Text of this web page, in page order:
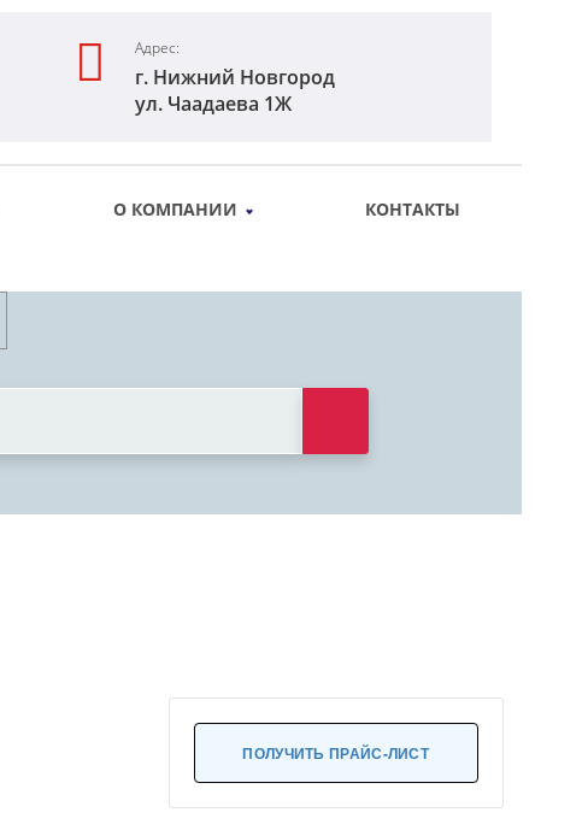
Адрес:
г. Нижний Новгород
ул. Чаадаева 1Ж
О КОМПАНИИ
КОНТАКТЫ
ПОЛУЧИТЬ ПРАЙС-ЛИСТ